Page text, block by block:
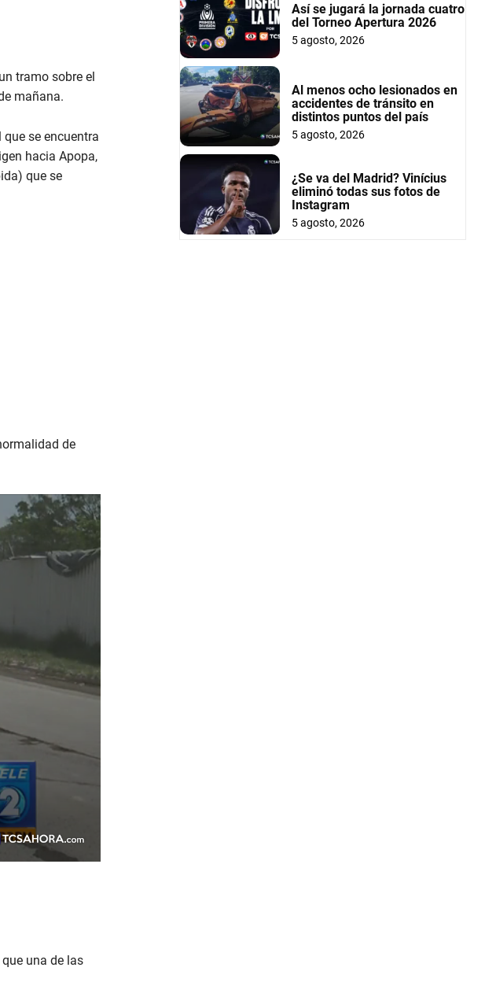
tramo sobre el
mañana.
se encuentra
hacia Apopa,
que se
de
una de las
Así se jugará la jornada cuatro
del Torneo Apertura 2026
5 agosto, 2026
Al menos ocho lesionados en
accidentes de tránsito en
distintos puntos del país
5 agosto, 2026
¿Se va del Madrid? Vinícius
eliminó todas sus fotos de
Instagram
5 agosto, 2026